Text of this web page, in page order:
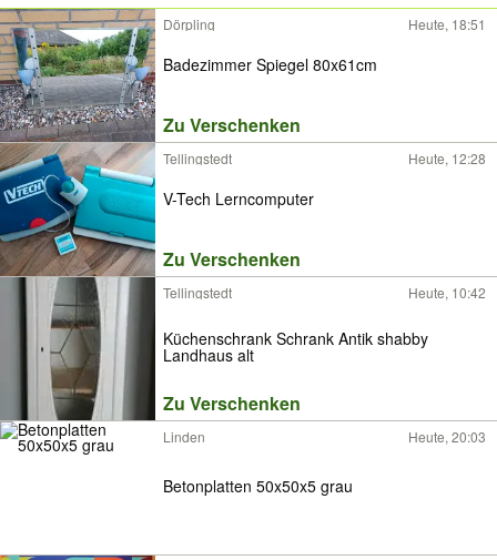
Dörpling Heute, 18:51
Badezimmer Spiegel 80x61cm
Zu Verschenken
Tellingstedt Heute, 12:28
V-Tech Lerncomputer
Zu Verschenken
Tellingstedt Heute, 10:42
Küchenschrank Schrank Antik shabby
Landhaus alt
Zu Verschenken
Linden Heute, 20:03
Betonplatten 50x50x5 grau